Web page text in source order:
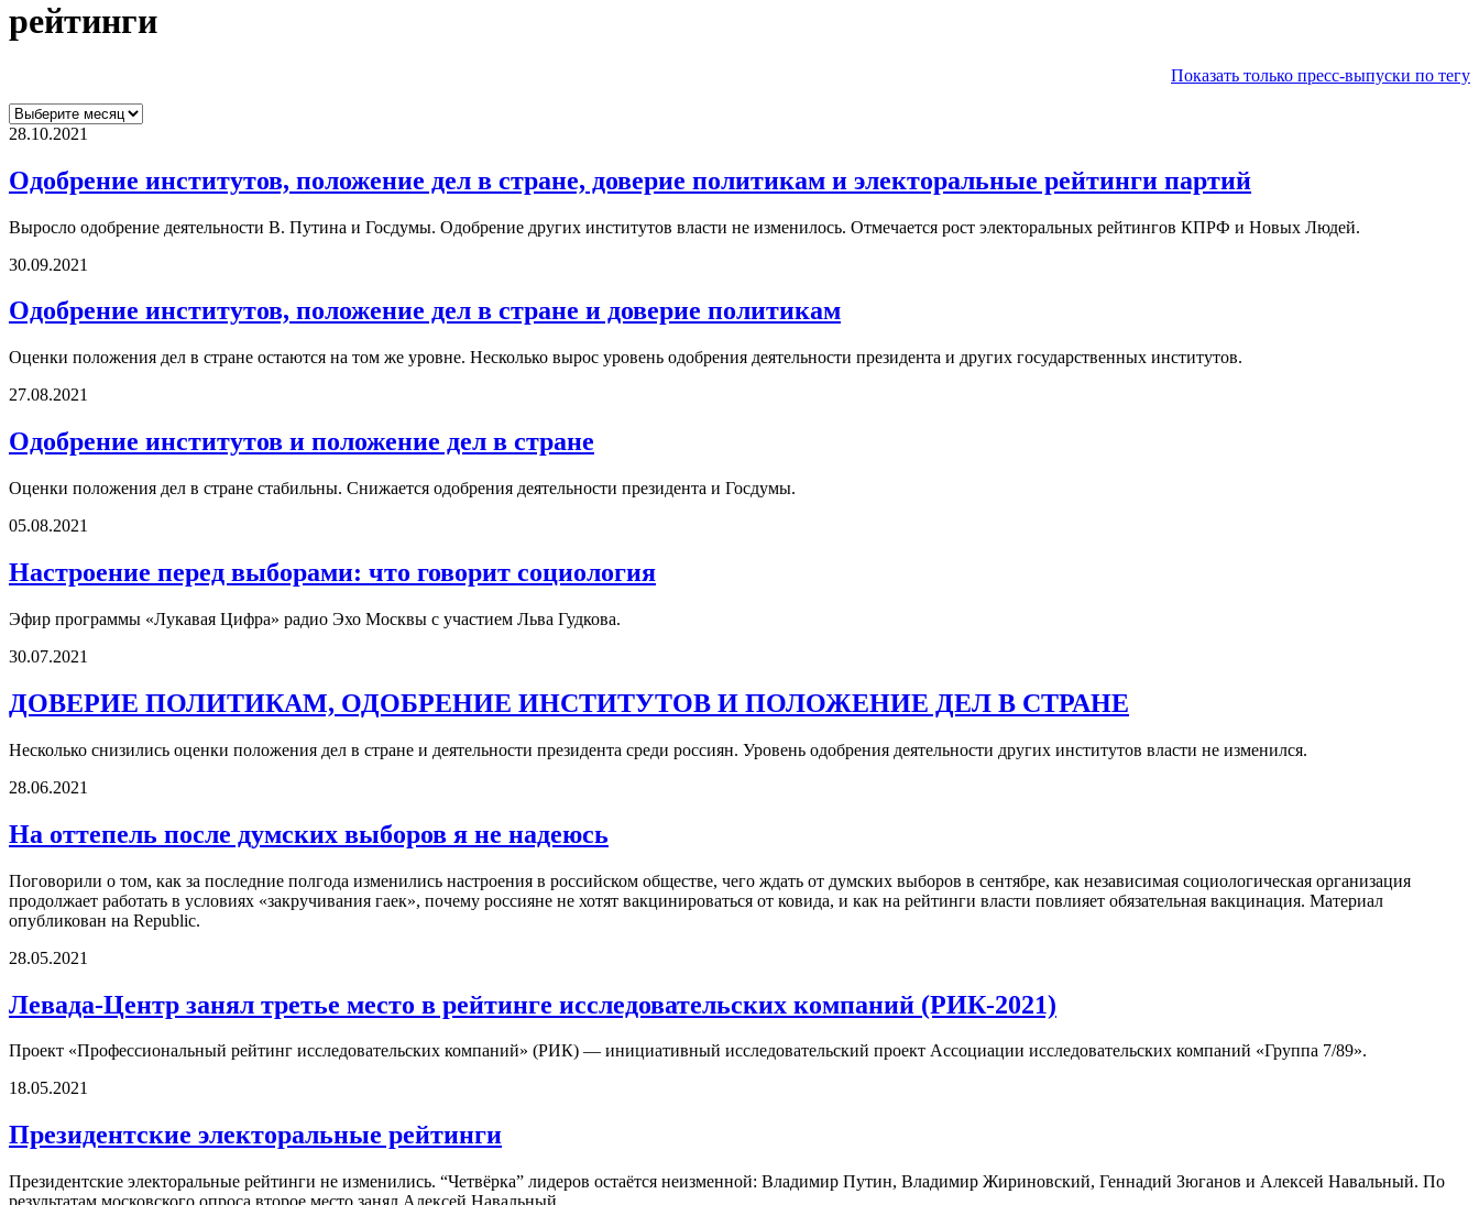
рейтинги
Показать только пресс-выпуски по тегу
28.10.2021
Одобрение институтов, положение дел в стране, доверие политикам и электоральные рейтинги партий
Выросло одобрение деятельности В. Путина и Госдумы. Одобрение других институтов власти не изменилось. Отмечается рост электоральных рейтингов КПРФ и Новых Людей.
30.09.2021
Одобрение институтов, положение дел в стране и доверие политикам
Оценки положения дел в стране остаются на том же уровне. Несколько вырос уровень одобрения деятельности президента и других государственных институтов.
27.08.2021
Одобрение институтов и положение дел в стране
Оценки положения дел в стране стабильны. Снижается одобрения деятельности президента и Госдумы.
05.08.2021
Настроение перед выборами: что говорит социология
Эфир программы «Лукавая Цифра» радио Эхо Москвы с участием Льва Гудкова.
30.07.2021
ДОВЕРИЕ ПОЛИТИКАМ, ОДОБРЕНИЕ ИНСТИТУТОВ И ПОЛОЖЕНИЕ ДЕЛ В СТРАНЕ
Несколько снизились оценки положения дел в стране и деятельности президента среди россиян. Уровень одобрения деятельности других институтов власти не изменился.
28.06.2021
На оттепель после думских выборов я не надеюсь
Поговорили о том, как за последние полгода изменились настроения в российском обществе, чего ждать от думских выборов в сентябре, как независимая социологическая организация
продолжает работать в условиях «закручивания гаек», почему россияне не хотят вакцинироваться от ковида, и как на рейтинги власти повлияет обязательная вакцинация. Материал
опубликован на Republic.
28.05.2021
Левада-Центр занял третье место в рейтинге исследовательских компаний (РИК-2021)
Проект «Профессиональный рейтинг исследовательских компаний» (РИК) — инициативный исследовательский проект Ассоциации исследовательских компаний «Группа 7/89».
18.05.2021
Президентские электоральные рейтинги
Президентские электоральные рейтинги не изменились. “Четвёрка” лидеров остаётся неизменной: Владимир Путин, Владимир Жириновский, Геннадий Зюганов и Алексей Навальный. По